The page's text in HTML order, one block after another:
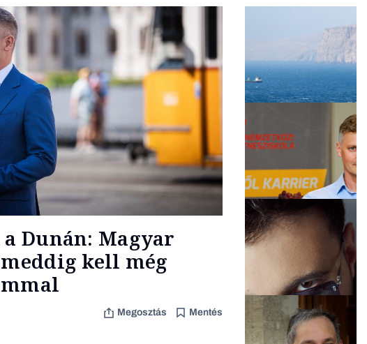
Dunán: Magyar
kell még
Megosztás Mentés
Content Lab HUB